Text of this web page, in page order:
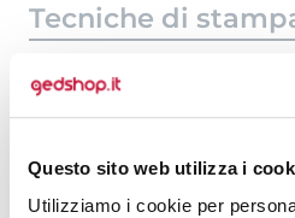
Questo sito web utilizza i
Utilizziamo i cookie per
Tecniche di
Domande e
Prodotti alternativi